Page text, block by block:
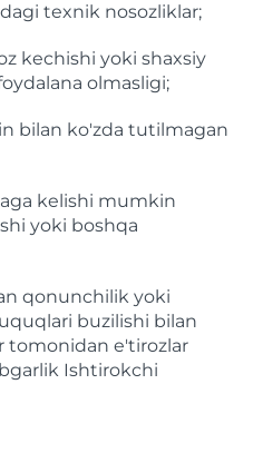
texnik nosozliklar;
kechishi yoki shaxsiy
olmasligi;
bilan ko'zda tutilmagan
kelishi mumkin
yoki boshqa
qonunchilik yoki
buzilishi bilan
tomonidan e'tirozlar
Ishtirokchi